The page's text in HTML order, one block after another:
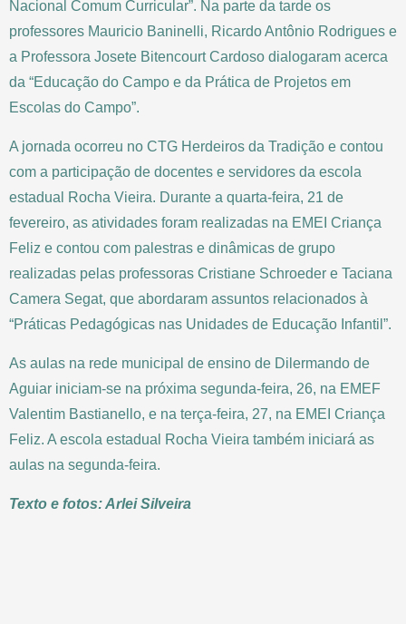
Nacional Comum Curricular”. Na parte da tarde os
professores Mauricio Baninelli, Ricardo Antônio Rodrigues e
a Professora Josete Bitencourt Cardoso dialogaram acerca
da “Educação do Campo e da Prática de Projetos em
Escolas do Campo”.
A jornada ocorreu no CTG Herdeiros da Tradição e contou
com a participação de docentes e servidores da escola
estadual Rocha Vieira. Durante a quarta-feira, 21 de
fevereiro, as atividades foram realizadas na EMEI Criança
Feliz e contou com palestras e dinâmicas de grupo
realizadas pelas professoras Cristiane Schroeder e Taciana
Camera Segat, que abordaram assuntos relacionados à
“Práticas Pedagógicas nas Unidades de Educação Infantil”.
As aulas na rede municipal de ensino de Dilermando de
Aguiar iniciam-se na próxima segunda-feira, 26, na EMEF
Valentim Bastianello, e na terça-feira, 27, na EMEI Criança
Feliz. A escola estadual Rocha Vieira também iniciará as
aulas na segunda-feira.
Texto e fotos: Arlei Silveira